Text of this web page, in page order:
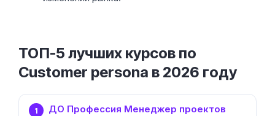
ТОП-5 лучших курсов по
Customer persona в 2026 году
1 ДО Профессия Менеджер проектов